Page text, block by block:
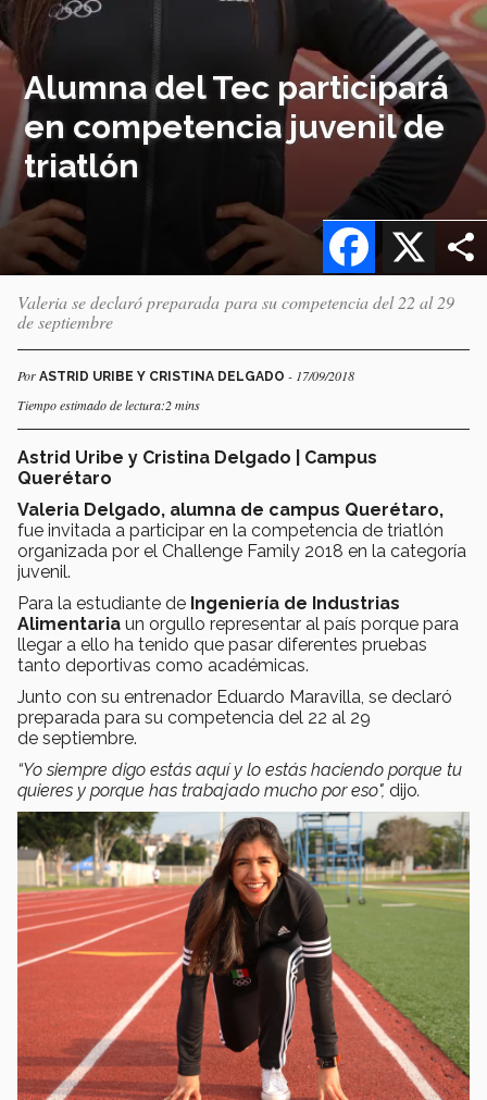
Alumna del Tec participará
en competencia juvenil de
triatlón
X
Facebook
Valeria se declaró preparada para su competencia del 22 al 29
de septiembre
Por ASTRID URIBE Y CRISTINA DELGADO - 17/09/2018
Tiempo estimado de lectura:2 mins
Astrid Uribe y Cristina Delgado | Campus
Querétaro
Valeria Delgado, alumna de campus Querétaro,
fue invitada a participar en la competencia de triatlón
organizada por el Challenge Family 2018 en la categoría
juvenil.
Para la estudiante de Ingeniería de Industrias
Alimentaria un orgullo representar al país porque para
llegar a ello ha tenido que pasar diferentes pruebas
tanto deportivas como académicas.
Junto con su entrenador Eduardo Maravilla, se declaró
preparada para su competencia del 22 al 29
de septiembre.
“Yo siempre digo estás aquí y lo estás haciendo porque tu
quieres y porque has trabajado mucho por eso", dijo.